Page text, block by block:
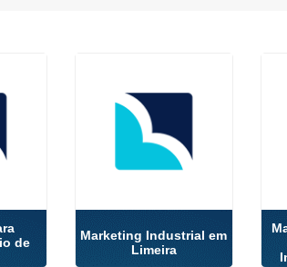
de
Marketing Industrial em
Limeira